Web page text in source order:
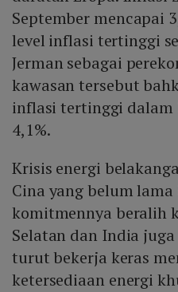
September mencapai
level inflasi tertinggi
Jerman sebagai
kawasan tersebut
inflasi tertinggi dalam
4,1%.
Krisis energi
Cina yang belum
komitmennya beralih
Selatan dan India
turut bekerja keras
ketersediaan energi